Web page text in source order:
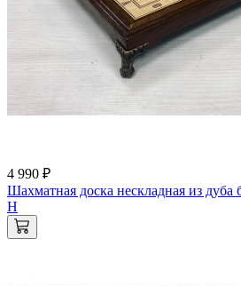
4 990 ₽
Шахматная доска нескладная из дуба
H